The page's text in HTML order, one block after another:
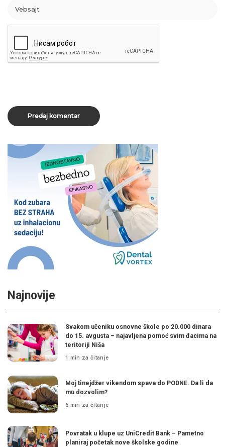
Najnovije
Svakom učeniku osnovne škole po 20.000 dinara
do 15. avgusta – najavljena pomoć svim đacima na
teritoriji Niša
1 min za čitanje
Moj tinejdžer vikendom spava do PODNE. Da li da
mu dozvolim?
6 min za čitanje
Povratak u klupe uz UniCredit Bank – Pametno
planiraj početak nove školske godine